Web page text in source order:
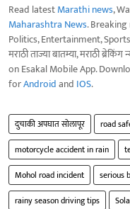
Read latestMarathi news,
Maharashtra News.
Politics, Entertainment,
मराठी ताज्या बातम्या, मराठी
on Esakal Mobile App.
forAndroidand IOS.
दुचाकी अपघात सोलापूर road
motorcycle accident in rain
Mohol road incident
serious
rainy season driving tips